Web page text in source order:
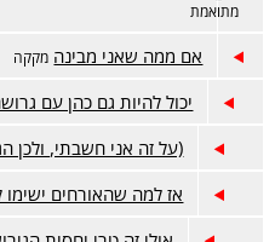
מתואמת
אם ממה שאני מבינה מקקה
יכול להיות גם כהן עם
(על זה אני חשבתי, ולכן
אז למה שהאורחים ישימו